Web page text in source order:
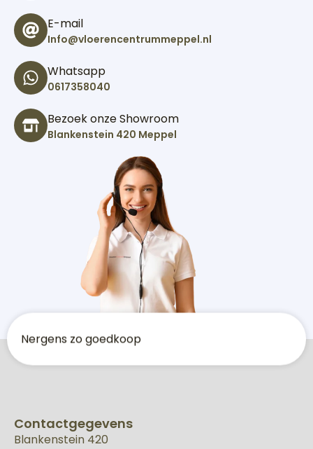
E-mail
Info@vloerencentrummeppel.nl
Whatsapp
0617358040
Bezoek onze Showroom
Blankenstein 420 Meppel
Nergens zo goedkoop
Contactgegevens
Blankenstein 420